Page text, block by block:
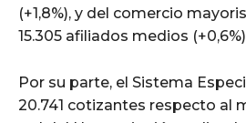
(+1,8%), y del comercio
15.305 afiliados medios
Por su parte, el Sistema
20.741 cotizantes respecto al